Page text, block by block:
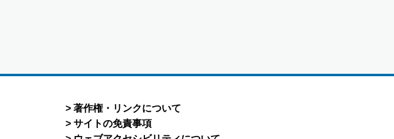
著作権・リンクについて
サイトの免責事項